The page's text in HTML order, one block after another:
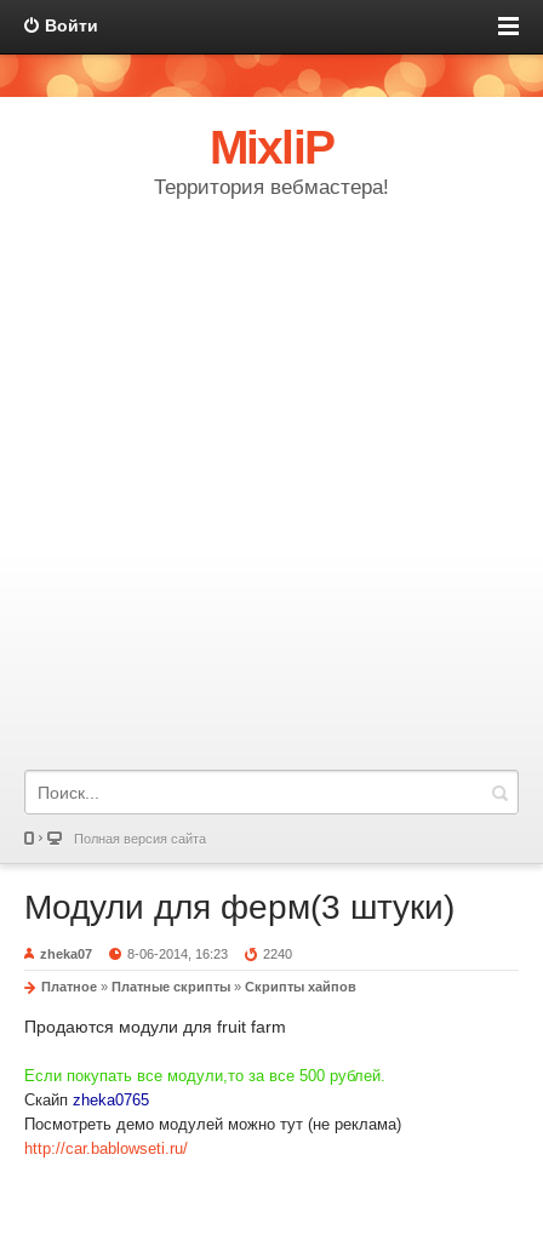
Войти
MixliP
Территория вебмастера!
Полная версия сайта
Модули для ферм(3 штуки)
zheka07 8-06-2014, 16:23 2240
Платное » Платные скрипты » Скрипты хайпов
Продаются модули для fruit farm
Если покупать все модули,то за все 500 рублей.
Скайп zheka0765
Посмотреть демо модулей можно тут (не реклама)
http://car.bablowseti.ru/